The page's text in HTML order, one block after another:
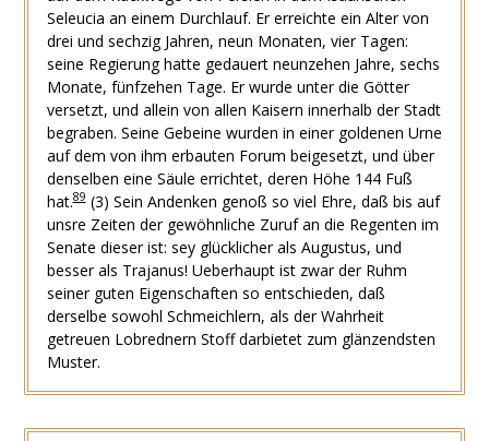
Seleucia an einem Durchlauf. Er erreichte ein Alter von
drei und sechzig Jahren, neun Monaten, vier Tagen:
seine Regierung hatte gedauert neunzehen Jahre, sechs
Monate, fünfzehen Tage. Er wurde unter die Götter
versetzt, und allein von allen Kaisern innerhalb der Stadt
begraben. Seine Gebeine wurden in einer goldenen Urne
auf dem von ihm erbauten Forum beigesetzt, und über
denselben eine Säule errichtet, deren Höhe 144 Fuß
hat.89(3) Sein Andenken genoß so viel Ehre, daß bis auf
unsre Zeiten der gewöhnliche Zuruf an die Regenten im
Senate dieser ist: sey glücklicher als Augustus, und
besser als Trajanus! Ueberhaupt ist zwar der Ruhm
seiner guten Eigenschaften so entschieden, daß
derselbe sowohl Schmeichlern, als der Wahrheit
getreuen Lobrednern Stoff darbietet zum glänzendsten
Muster.